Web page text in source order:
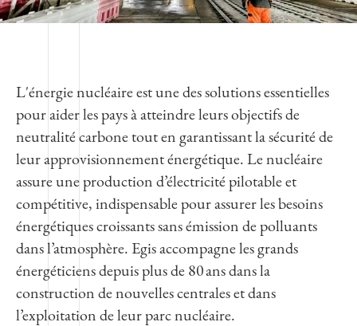
L'énergie nucléaire est une des solutions essentielles
pour aider les pays à atteindre leurs objectifs de
neutralité carbone tout en garantissant la sécurité de
leur approvisionnement énergétique. Le nucléaire
assure une production d’électricité pilotable et
compétitive, indispensable pour assurer les besoins
énergétiques croissants sans émission de polluants
dans l’atmosphère. Egis accompagne les grands
énergéticiens depuis plus de 80 ans dans la
construction de nouvelles centrales et dans
l’exploitation de leur parc nucléaire.